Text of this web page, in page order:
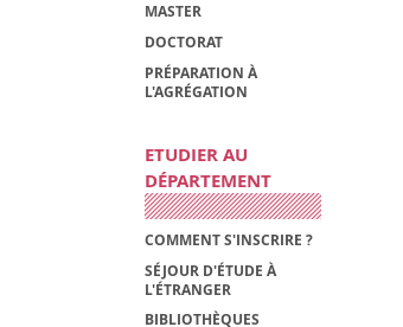
MASTER
DOCTORAT
PRÉPARATION À
L'AGRÉGATION
ETUDIER AU
DÉPARTEMENT
COMMENT S'INSCRIRE ?
SÉJOUR D'ÉTUDE À
L'ÉTRANGER
BIBLIOTHÈQUES